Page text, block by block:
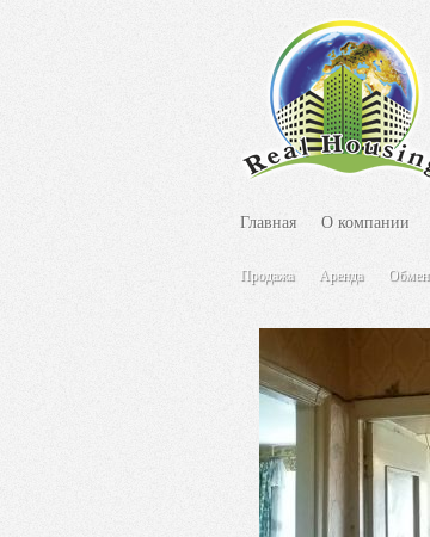
Главная О компании
Продажа Аренда Обмен